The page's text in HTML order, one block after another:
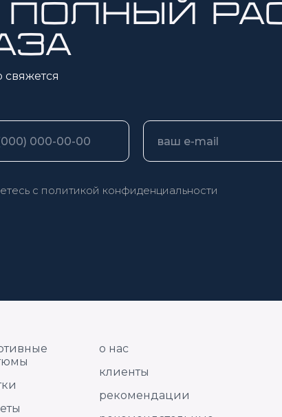
полный
с политикой конфиденциальности
о нас
клиенты
рекомендации